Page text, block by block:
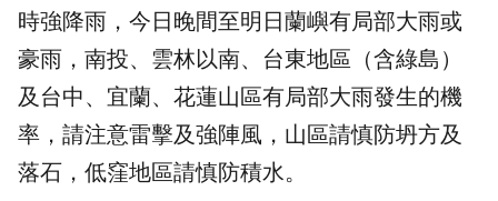
時強降雨，今日晚間至明日蘭嶼有局部大雨或
豪雨，南投、雲林以南、台東地區（含綠島）
及台中、宜蘭、花蓮山區有局部大雨發生的機
率，請注意雷擊及強陣風，山區請慎防坍方及
落石，低窪地區請慎防積水。